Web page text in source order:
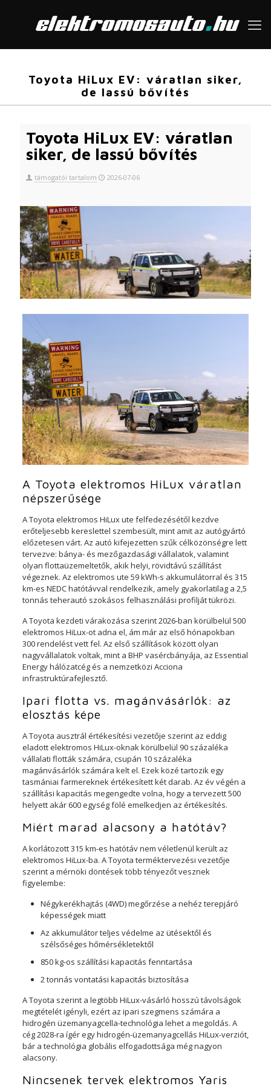
Toyota HiLux EV: váratlan siker,
de lassú bővítés
Toyota HiLux EV: váratlan
siker, de lassú bővítés
támogatói tartalom 2026-07-06
A Toyota elektromos HiLux váratlan
népszerűsége
A Toyota elektromos HiLux ute felfedezésétől kezdve
erőteljesebb kereslettel szembesült, mint amit az autógyártó
előzetesen várt. Az autó kifejezetten szűk célközönségre lett
tervezve: bánya- és mezőgazdasági vállalatok, valamint
olyan flottaüzemeltetők, akik helyi, rövidtávú szállítást
végeznek. Az elektromos ute 59 kWh-s akkumulátorral és 315
km-es NEDC hatótávval rendelkezik, amely gyakorlatilag a 2,5
tonnás teherautó szokásos felhasználási profilját tükrözi.
A Toyota kezdeti várakozása szerint 2026-ban körülbelül 500
elektromos HiLux-ot adna el, ám már az első hónapokban
300 rendelést vett fel. Az első szállítások között olyan
nagyvállalatok voltak, mint a BHP vasércbányája, az Essential
Energy hálózatcég és a nemzetközi Acciona
infrastruktúrafejlesztő.
Ipari flotta vs. magánvásárlók: az
elosztás képe
A Toyota ausztrál értékesítési vezetője szerint az eddig
eladott elektromos HiLux-oknak körülbelül 90 százaléka
vállalati flották számára, csupán 10 százaléka
magánvásárlók számára kelt el. Ezek közé tartozik egy
tasmániai farmereknek értékesített két darab. Az év végén a
szállítási kapacitás megengedte volna, hogy a tervezett 500
helyett akár 600 egység fölé emelkedjen az értékesítés.
Miért marad alacsony a hatótáv?
A korlátozott 315 km-es hatótáv nem véletlenül került az
elektromos HiLux-ba. A Toyota terméktervezési vezetője
szerint a mérnöki döntések több tényezőt vesznek
figyelembe:
Négykerékhajtás (4WD) megőrzése a nehéz terepjáró
képességek miatt
Az akkumulátor teljes védelme az ütésektől és
szélsőséges hőmérsékletektől
850 kg-os szállítási kapacitás fenntartása
2 tonnás vontatási kapacitás biztosítása
A Toyota szerint a legtöbb HiLux-vásárló hosszú távolságok
megtételét igényli, ezért az ipari szegmens számára a
hidrogén üzemanyagcella-technológia lehet a megoldás. A
cég 2028-ra ígér egy hidrogén-üzemanyagcellás HiLux-verziót,
bár a technológia globális elfogadottsága még nagyon
alacsony.
Nincsenek tervek elektromos Yaris